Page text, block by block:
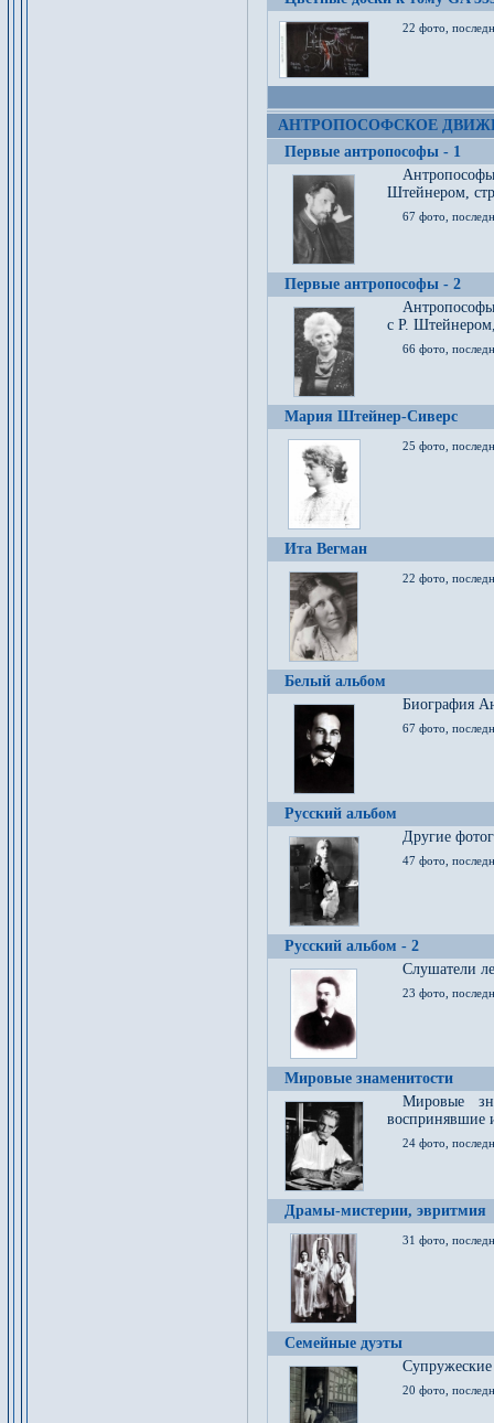
22 фото,
АНТРОПОСОФСКОЕ
Первые антропософы - 1
Штейнером,
67 фото,
Первые антропософы - 2
с Р.
66 фото,
Мария Штейнер-Сиверс
25 фото,
Ита Вегман
22 фото,
Белый альбом
Биография
67 фото,
Русский альбом
Другие
47 фото,
Русский альбом - 2
Cлушатели
23 фото,
Мировые знаменитости
Мировые
воспринявшие
24 фото,
Драмы-мистерии, эвритмия
31 фото,
Семейные дуэты
20 фото,